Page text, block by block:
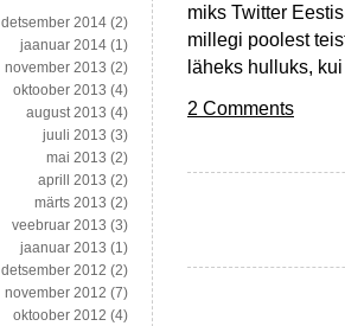
miks Twitter
millegi poolest
läheks hulluks,
2 Comments
detsember 2014 (2)
jaanuar 2014 (1)
november 2013 (2)
oktoober 2013 (4)
august 2013 (4)
juuli 2013 (3)
mai 2013 (2)
aprill 2013 (2)
märts 2013 (2)
veebruar 2013 (3)
jaanuar 2013 (1)
detsember 2012 (2)
november 2012 (7)
oktoober 2012 (4)